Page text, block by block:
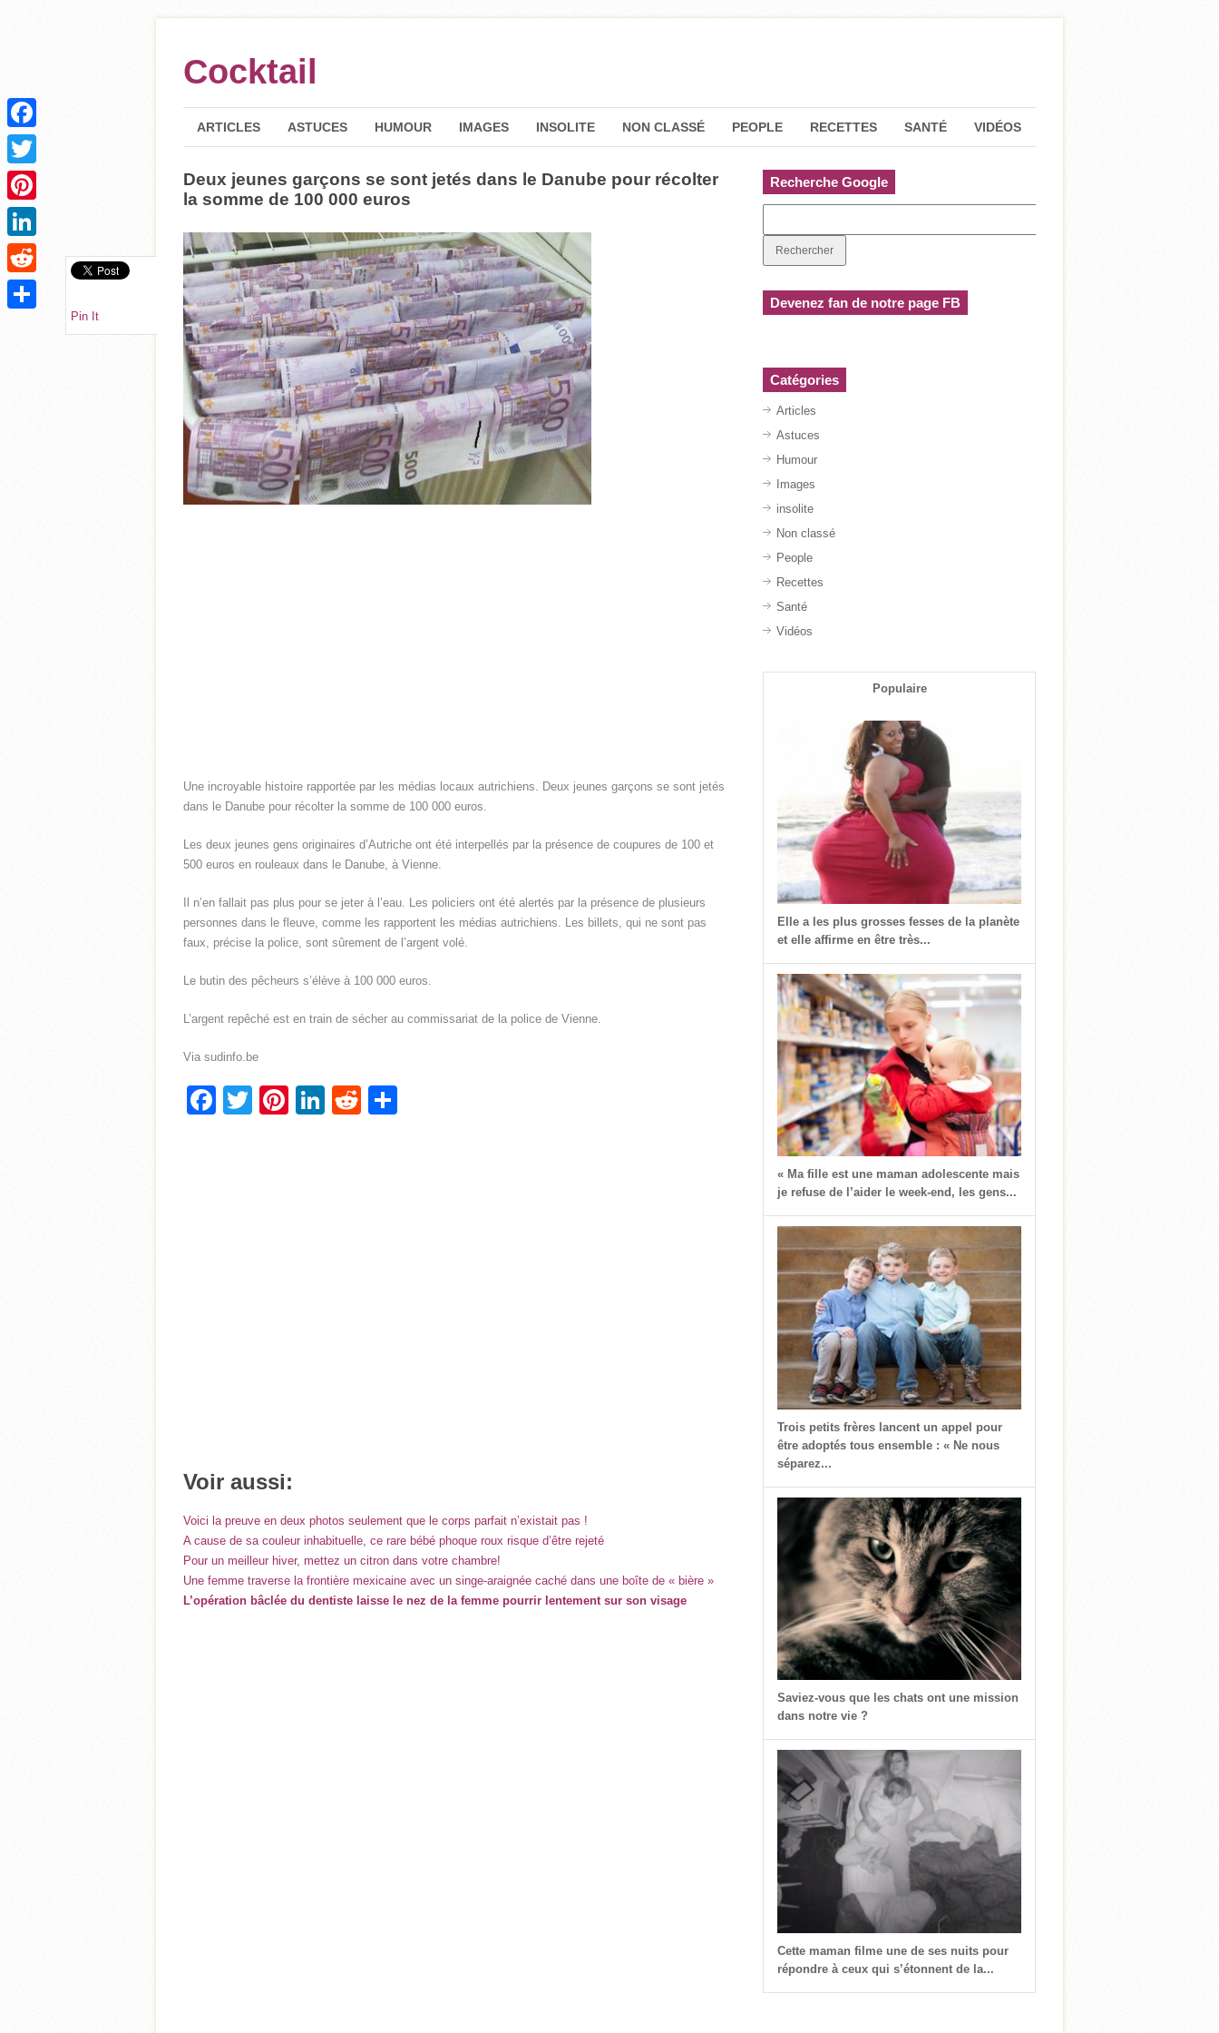
Cocktail
ARTICLES ASTUCES HUMOUR IMAGES INSOLITE NON CLASSÉ PEOPLE RECETTES SANTÉ VIDÉOS
Deux jeunes garçons se sont jetés dans le Danube pour récolter
la somme de 100 000 euros
Une incroyable histoire rapportée par les médias locaux autrichiens. Deux jeunes garçons se sont jetés
dans le Danube pour récolter la somme de 100 000 euros.
Les deux jeunes gens originaires d’Autriche ont été interpellés par la présence de coupures de 100 et
500 euros en rouleaux dans le Danube, à Vienne.
Il n’en fallait pas plus pour se jeter à l’eau. Les policiers ont été alertés par la présence de plusieurs
personnes dans le fleuve, comme les rapportent les médias autrichiens. Les billets, qui ne sont pas
faux, précise la police, sont sûrement de l’argent volé.
Le butin des pêcheurs s’élève à 100 000 euros.
L’argent repêché est en train de sécher au commissariat de la police de Vienne.
Via sudinfo.be
Facebook
TwitterPinterest
LinkedIn
Reddit
Voir aussi:
Voici la preuve en deux photos seulement que le corps parfait n’existait pas !
A cause de sa couleur inhabituelle, ce rare bébé phoque roux risque d’être rejeté
Pour un meilleur hiver, mettez un citron dans votre chambre!
Une femme traverse la frontière mexicaine avec un singe-araignée caché dans une boîte de « bière »
L’opération bâclée du dentiste laisse le nez de la femme pourrir lentement sur son visage
Pin It
Recherche Google
Devenez fan de notre page FB
Catégories
Articles
Astuces
Humour
Images
insolite
Non classé
People
Recettes
Santé
Vidéos
Populaire
Elle a les plus grosses fesses de la planète
et elle affirme en être très...
« Ma fille est une maman adolescente mais
je refuse de l’aider le week-end, les gens...
Trois petits frères lancent un appel pour
être adoptés tous ensemble : « Ne nous
séparez...
Saviez-vous que les chats ont une mission
dans notre vie ?
Cette maman filme une de ses nuits pour
répondre à ceux qui s’étonnent de la...
Facebook
Twitter
Pinterest
LinkedIn
Reddit